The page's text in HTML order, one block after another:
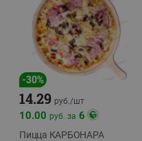
-30%
14.29 руб./шт
10.00 руб. за 6
Пицца КАРБОНАРА